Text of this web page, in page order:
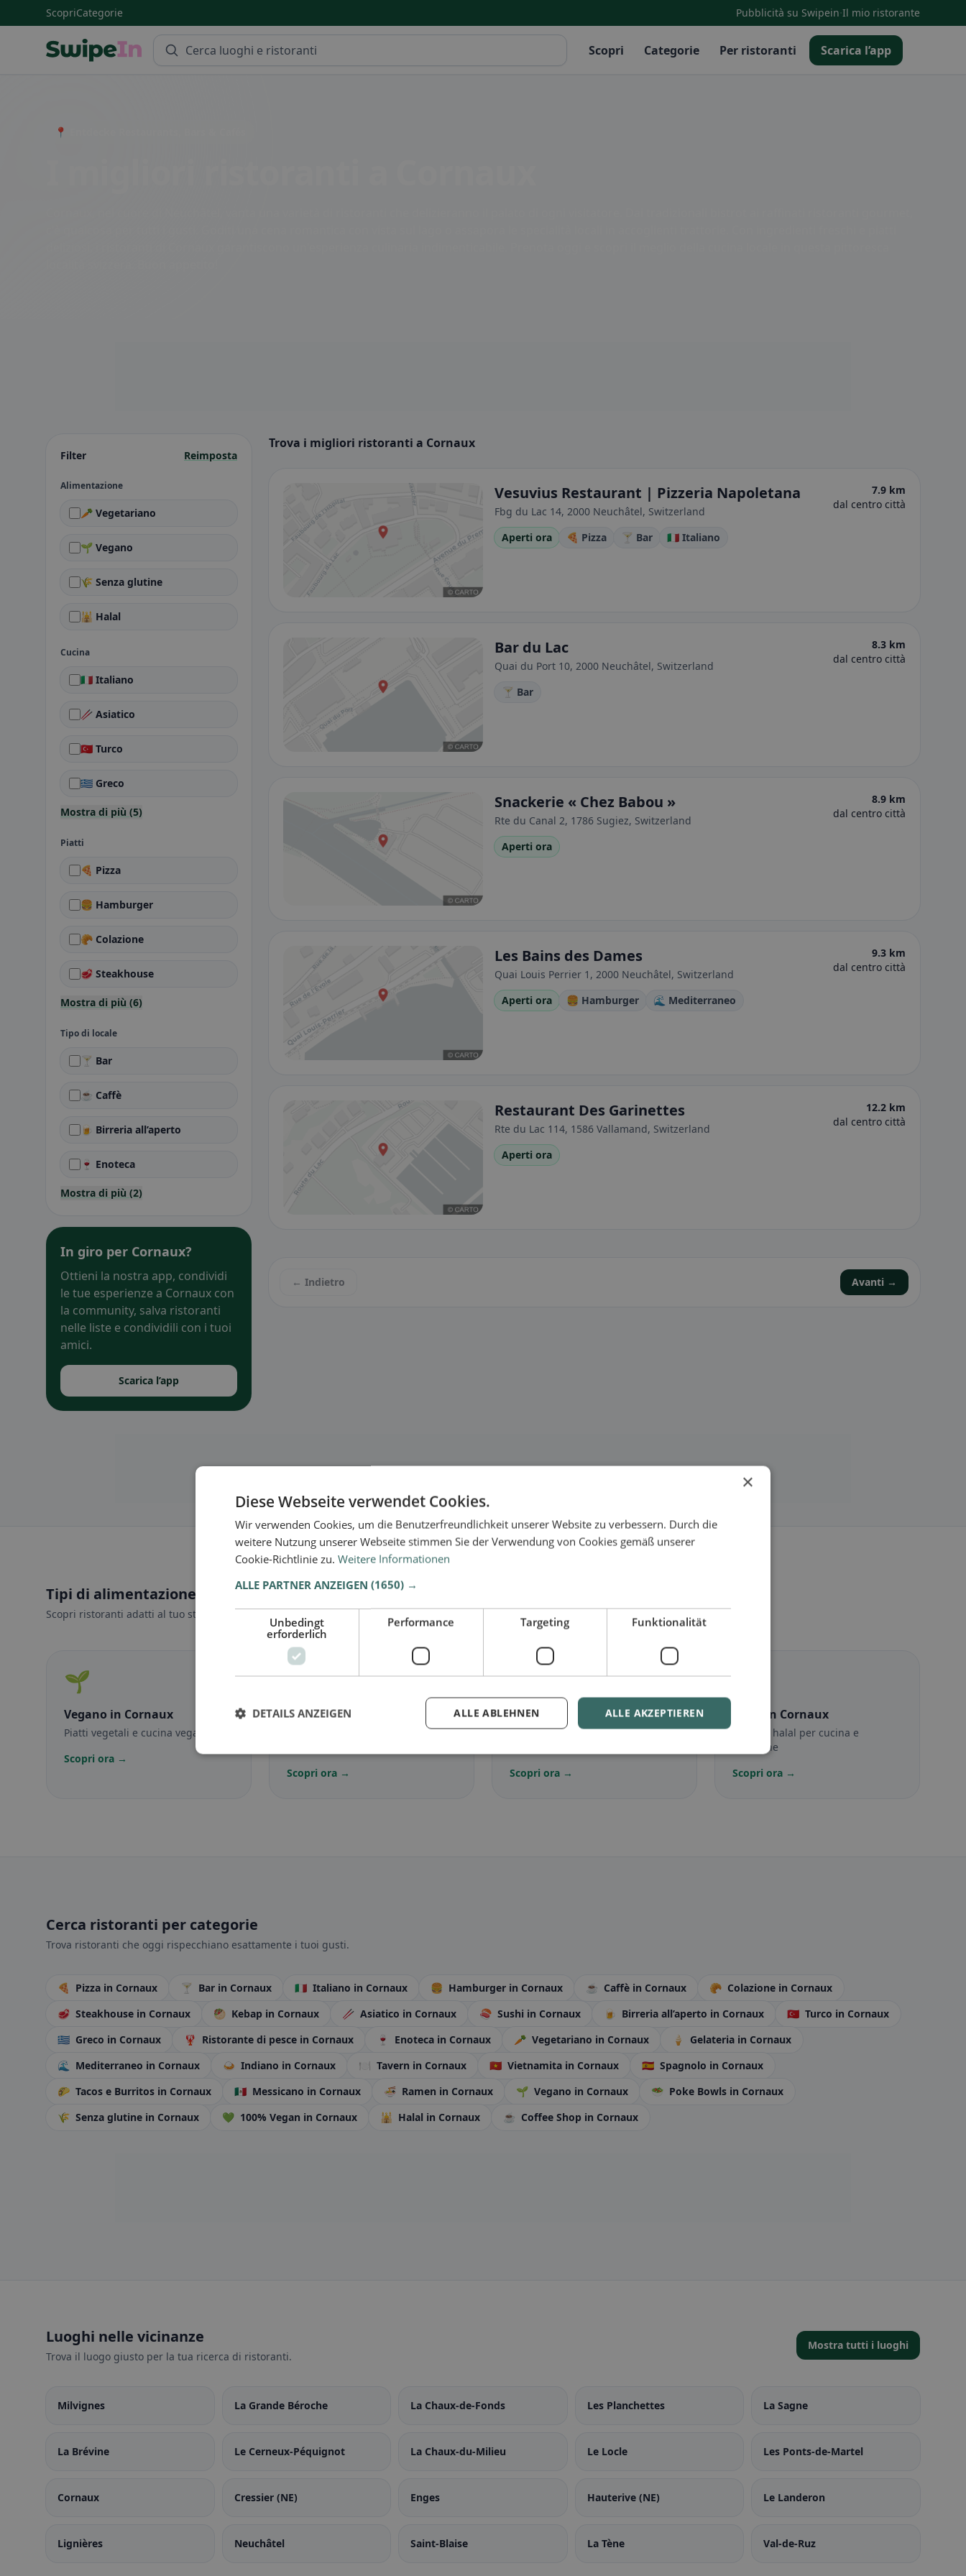
ScopriCategorie Pubblicità su Swipein·Il mio ristorante
Scopri Categorie Per ristoranti Scarica l’app
📍 Entdecke Restaurants, Bars & Cafés
Filter Reimposta
Alimentazione
🥕 Vegetariano
🌱 Vegano
🌾 Senza glutine
🕌 Halal
Cucina
🇮🇹 Italiano
🥢 Asiatico
🇹🇷 Turco
🇬🇷 Greco
Mostra di più (5)
Piatti
🍕 Pizza
🍔 Hamburger
🥐 Colazione
🥩 Steakhouse
Mostra di più (6)
Tipo di locale
🍸 Bar
☕ Caffè
🍺 Birreria all’aperto
🍷 Enoteca
Mostra di più (2)
In giro per Cornaux?
Ottieni la nostra app, condividi
le tue esperienze a Cornaux con
la community, salva ristoranti
nelle liste e condividili con i tuoi
amici.
Scarica l’app
Trova i migliori ristoranti a Cornaux
Vesuvius Restaurant | Pizzeria Napoletana
Fbg du Lac 14, 2000 Neuchâtel, Switzerland
7.9 km
dal centro città
Aperti ora 🍕 Pizza 🍸 Bar 🇮🇹 Italiano
Bar du Lac
Quai du Port 10, 2000 Neuchâtel, Switzerland
8.3 km
dal centro città
🍸 Bar
Snackerie « Chez Babou »
Rte du Canal 2, 1786 Sugiez, Switzerland
8.9 km
dal centro città
Aperti ora
Les Bains des Dames
Quai Louis Perrier 1, 2000 Neuchâtel, Switzerland
9.3 km
dal centro città
Aperti ora 🍔 Hamburger 🌊 Mediterraneo
Restaurant Des Garinettes
Rte du Lac 114, 1586 Vallamand, Switzerland
12.2 km
dal centro città
Aperti ora
← Indietro Avanti →
Tipi di alimentazione a Cornaux
Scopri ristoranti adatti al tuo stile alimentare.
🌱
Vegano in Cornaux
Piatti vegetali e cucina vegana
Scopri ora →
🥕
Vegetariano
Scopri ora →
🌾
Senza glutine in Cornaux
Opzioni senza glutine e consigli
Scopri ora →
in Cornaux
Opzioni halal per cucina e
posizione
Scopri ora →
Cerca ristoranti per categorie
Trova ristoranti che oggi rispecchiano esattamente i tuoi gusti.
🍕 Pizza in Cornaux 🍸 Bar in Cornaux 🇮🇹 Italiano in Cornaux 🍔 Hamburger in Cornaux ☕ Caffè in Cornaux 🥐 Colazione in Cornaux
🥩 Steakhouse in Cornaux 🥙 Kebap in Cornaux 🥢 Asiatico in Cornaux 🍣 Sushi in Cornaux 🍺 Birreria all’aperto in Cornaux 🇹🇷 Turco in Cornaux
🇬🇷 Greco in Cornaux 🦞 Ristorante di pesce in Cornaux 🍷 Enoteca in Cornaux 🥕 Vegetariano in Cornaux 🍦 Gelateria in Cornaux
🌊
Mediterraneo in Cornaux 🍛 Indiano in Cornaux 🍽️ Tavern in Cornaux 🇻🇳 Vietnamita in Cornaux 🇪🇸 Spagnolo in Cornaux
🌮 Tacos e Burritos in Cornaux 🇲🇽 Messicano in Cornaux 🍜 Ramen in Cornaux 🌱 Vegano in Cornaux 🥗 Poke Bowls in Cornaux
🌾 Senza glutine in Cornaux 💚 100% Vegan in Cornaux 🕌 Halal in Cornaux ☕ Coffee Shop in Cornaux
Luoghi nelle vicinanze
Trova il luogo giusto per la tua ricerca di ristoranti.
Mostra tutti i luoghi
Milvignes La Grande Béroche La Chaux-de-Fonds Les Planchettes La Sagne
La Brévine Le Cerneux-Péquignot La Chaux-du-Milieu Le Locle Les Ponts-de-Martel
Cornaux Cressier (NE) Enges Hauterive (NE) Le Landeron
Lignières Neuchâtel Saint-Blaise La Tène Val-de-Ruz
×
Diese Webseite verwendet Cookies.
Wir verwenden Cookies, um die Benutzerfreundlichkeit unserer Website zu verbessern. Durch die
weitere Nutzung unserer Webseite stimmen Sie der Verwendung von Cookies gemäß unserer
Cookie-Richtlinie zu. Weitere Informationen
ALLE PARTNER ANZEIGEN (1650) →
Unbedingt
erforderlich
Performance Targeting Funktionalität
ALLE AKZEPTIEREN
ALLE ABLEHNEN
DETAILS ANZEIGEN